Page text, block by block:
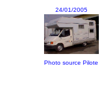
24/01/2005
Photo source Pilote